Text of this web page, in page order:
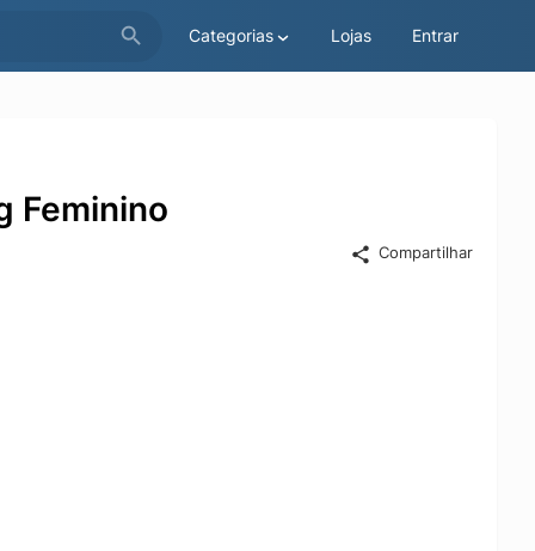
Categorias Lojas Entrar
Feminino
Compartilhar